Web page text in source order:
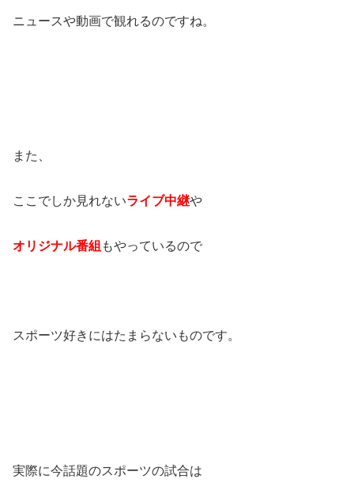
ニュースや動画で観れるのですね。
また、
ここでしか見れないライブ中継や
オリジナル番組 もやっているので
スポーツ好きにはたまらないものです。
実際に今話題のスポーツの試合は